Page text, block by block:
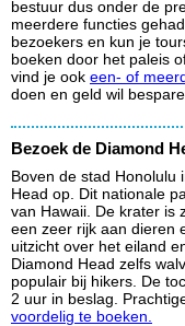
bestuur dus onder de
meerdere functies
bezoekers en kun je
boeken door het paleis
vind je ook een- of
doen en geld wil
Bezoek de Diamond
Boven de stad Honolulu
Head op. Dit nationale
van Hawaii. De krater is
een zeer rijk aan dieren
uitzicht over het eiland
Diamond Head zelfs
populair bij hikers. De
2 uur in beslag.
voordelig te boeken.